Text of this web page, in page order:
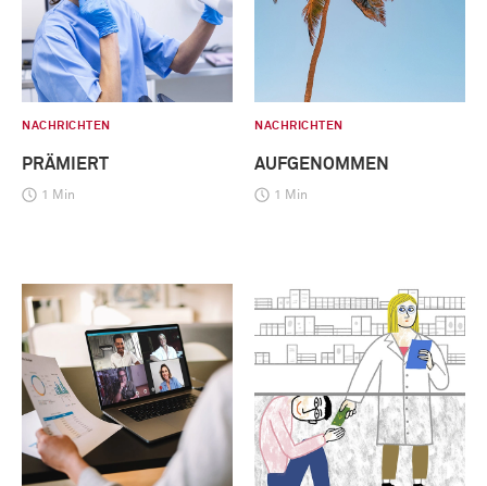
NACHRICHTEN
PRÄMIERT
1 Min
NACHRICHTEN
AUFGENOMMEN
1 Min